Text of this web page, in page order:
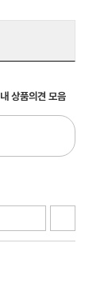
내 상품의견 모음